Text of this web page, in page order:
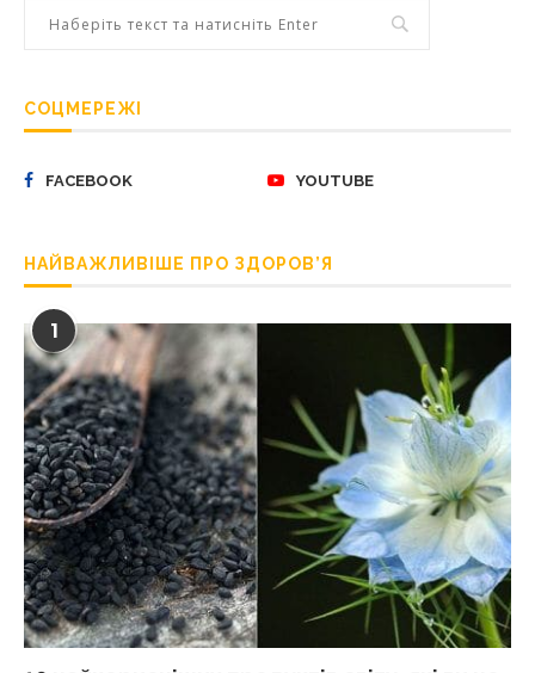
СОЦМЕРЕЖІ
FACEBOOK YOUTUBE
НАЙВАЖЛИВІШЕ ПРО ЗДОРОВ’Я
1